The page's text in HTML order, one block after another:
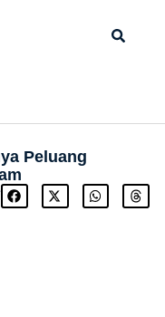
Peluang